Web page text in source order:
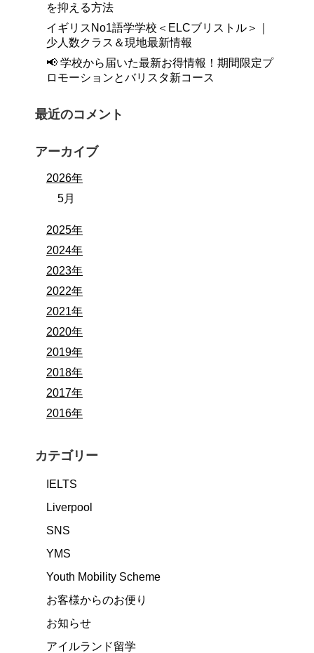
を抑える方法
イギリスNo1語学学校＜ELCブリストル＞｜
少人数クラス＆現地最新情報
📢 学校から届いた最新お得情報！期間限定プ
ロモーションとバリスタ新コース
最近のコメント
アーカイブ
2026年
5月
2025年
2024年
2023年
2022年
2021年
2020年
2019年
2018年
2017年
2016年
カテゴリー
IELTS
Liverpool
SNS
YMS
Youth Mobility Scheme
お客様からのお便り
お知らせ
アイルランド留学